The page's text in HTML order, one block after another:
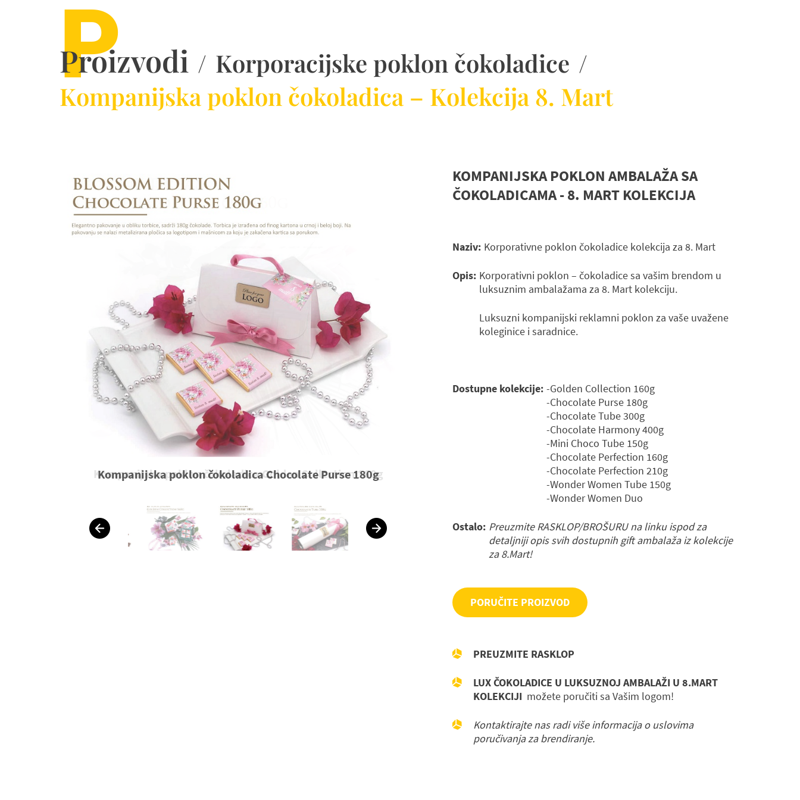
P
Proizvodi / Korporacijske poklon čokoladice /
Kompanijska poklon čokoladica – Kolekcija 8. Mart
Kompanijska poklon čokoladica Chocolate Purse 180g
KOMPANIJSKA POKLON AMBALAŽA SA
ČOKOLADICAMA - 8. MART KOLEKCIJA
Naziv: Korporativne poklon čokoladice kolekcija za 8. Mart
Opis: Korporativni poklon – čokoladice sa vašim brendom u
luksuznim ambalažama za 8. Mart kolekciju.
Luksuzni kompanijski reklamni poklon za vaše uvažene
koleginice i saradnice.
Dostupne kolekcije: -Golden Collection 160g
-Chocolate Purse 180g
-Chocolate Tube 300g
-Chocolate Harmony 400g
-Mini Choco Tube 150g
-Chocolate Perfection 160g
-Chocolate Perfection 210g
-Wonder Women Tube 150g
-Wonder Women Duo
Ostalo: Preuzmite RASKLOP/BROŠURU na linku ispod za
detaljniji opis svih dostupnih gift ambalaža iz kolekcije
za 8.Mart!
PORUČITE PROIZVOD
PREUZMITE RASKLOP
LUX ČOKOLADICE U LUKSUZNOJ AMBALAŽI U 8.MART
KOLEKCIJI možete poručiti sa Vašim logom!
Kontaktirajte nas radi više informacija o uslovima
poručivanja za brendiranje.